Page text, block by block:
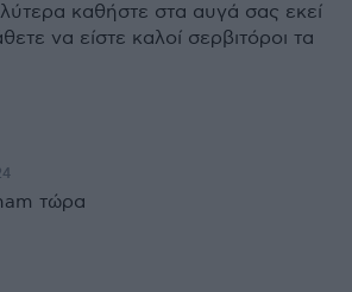
καθήστε στα αυγά σας εκεί
να είστε καλοί σερβιτόροι τα
τώρα